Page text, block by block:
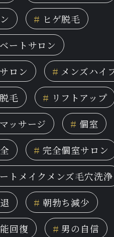
# ヒゲ脱毛
ートサロン
ロン # メンズハイ
毛 # リフトアップ
ッサージ # 個室
# 完全個室サロン
トメイクメンズ毛穴洗浄
# 朝勃ち減少
回復 # 男の自信